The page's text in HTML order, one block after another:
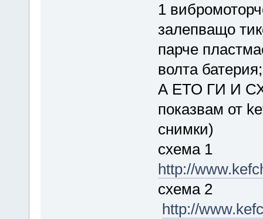
1
залепващо
парче
волта
А ЕТО ГИ И
показвам от
снимки)
схема 1
http://
схема 2
http://